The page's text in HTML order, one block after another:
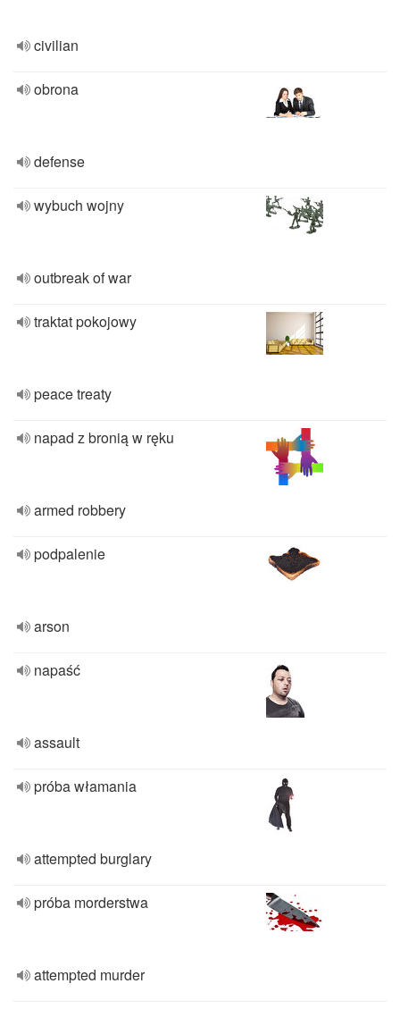
civilian
obrona
defense
wybuch wojny
outbreak of war
traktat pokojowy
peace treaty
napad z bronią w ręku
armed robbery
podpalenie
arson
napaść
assault
próba włamania
attempted burglary
próba morderstwa
attempted murder